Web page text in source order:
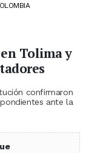
Tolima y
confirmaron
ante la